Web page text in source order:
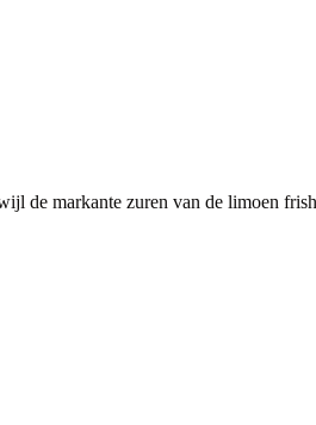
de markante zuren van de limoen